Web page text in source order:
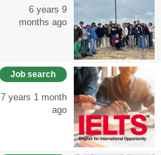
6 years 9
months ago
Job search
7 years 1 month
ago